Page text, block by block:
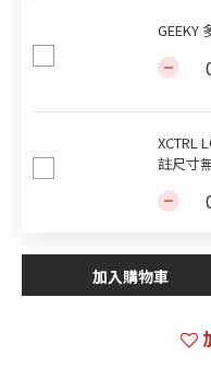
GEEKY
XCTRL
註尺寸
加入購物車